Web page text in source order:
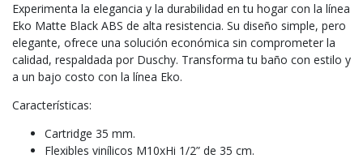
Experimenta la elegancia y la durabilidad en tu hogar con la línea
Eko Matte Black ABS de alta resistencia. Su diseño simple, pero
elegante, ofrece una solución económica sin comprometer la
calidad, respaldada por Duschy. Transforma tu baño con estilo y
a un bajo costo con la línea Eko.
Características:
Cartridge 35 mm.
Flexibles vinílicos M10xHi 1/2” de 35 cm.